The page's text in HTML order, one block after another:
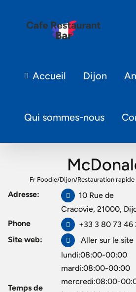
Accueil Dijon
Qui sommes-nous
Fr Foodie/Dijon/Restauration rapide
Adresse:
10 Rue de
Cracovie, 21000,
Phone
+33 3 80 73 46
Site web:
Aller sur le site
Temps de
lundi:08:00-00:00
mardi:08:00-00:00
mercredi:08:00-